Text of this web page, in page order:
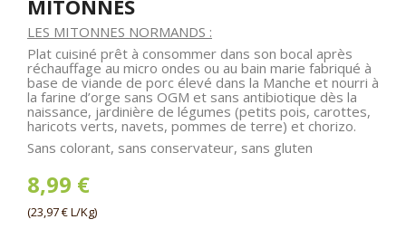
MITONNES
LES MITONNES NORMANDS :
Plat cuisiné prêt à consommer dans son bocal après
réchauffage au micro ondes ou au bain marie fabriqué à
base de viande de porc élevé dans la Manche et nourri à
la farine d’orge sans OGM et sans antibiotique dès la
naissance, jardinière de légumes (petits pois, carottes,
haricots verts, navets, pommes de terre) et chorizo.
Sans colorant, sans conservateur, sans gluten
8,99 €
(23,97 € L/Kg)